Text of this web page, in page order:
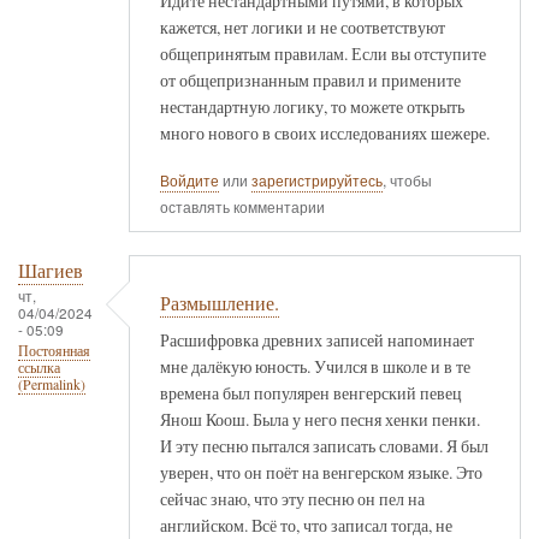
кажется, нет логики и не соответствуют
общепринятым правилам. Если вы отступите
от общепризнанным правил и примените
нестандартную логику, то можете открыть
много нового в своих исследованиях шежере.
Войдите или зарегистрируйтесь, чтобы
оставлять комментарии
Шагиев
чт,
04/04/2024
- 05:09
Постоянная
ссылка
(Permalink)
Размышление.
Расшифровка древних записей напоминает
мне далёкую юность. Учился в школе и в те
времена был популярен венгерский певец
Янош Коош. Была у него песня хенки пенки.
И эту песню пытался записать словами. Я был
уверен, что он поёт на венгерском языке. Это
сейчас знаю, что эту песню он пел на
английском. Всё то, что записал тогда, не